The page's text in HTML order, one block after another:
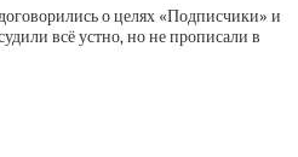
о целях «Подписчики» и
всё устно, но не прописали в